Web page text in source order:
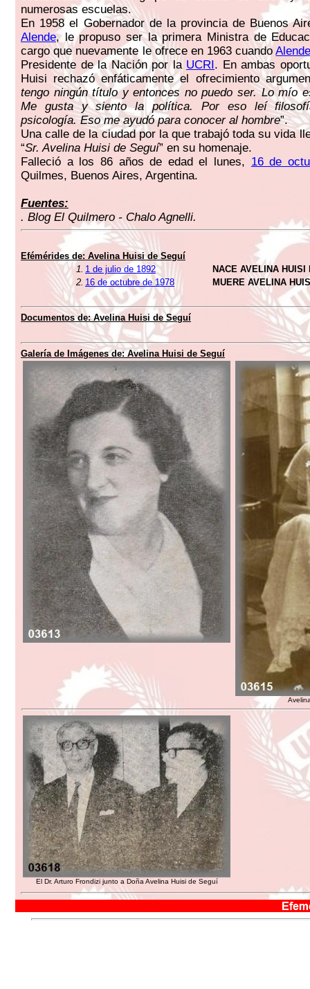
numerosas escuelas.
En 1958 el Gobernador de la provincia de Buenos
Alende, le propuso ser la primera Ministra de
cargo que nuevamente le ofrece en 1963 cuando
Presidente de la Nación por la UCRI. En ambas
Huisi rechazó enfáticamente el ofrecimiento
tengo ningún título y entonces no puedo ser. Lo mío
Me gusta y siento la política. Por eso leí
psicología. Eso me ayudó para conocer al hombre”.
Una calle de la ciudad por la que trabajó toda su vida
“Sr. Avelina Huisi de Seguí” en su homenaje.
Falleció a los 86 años de edad el lunes, 16 de
Quilmes, Buenos Aires, Argentina.
Fuentes:
. Blog El Quilmero - Chalo Agnelli.
Efémérides de: Avelina Huisi de Seguí
1. 1 de julio de 1892
NACE AVELINA HUISI
2. 16 de octubre de 1978 MUERE AVELINA
Documentos de: Avelina Huisi de Seguí
Galería de Imágenes de: Avelina Huisi de Seguí
El Dr. Arturo Frondizi junto a Doña Avelina Huisi de Seguí